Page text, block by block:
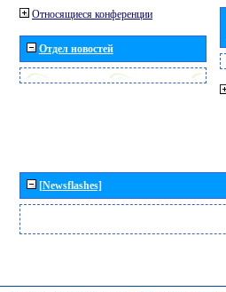
Относящиеся конференции
Отдел новостей
[Newsflashes]